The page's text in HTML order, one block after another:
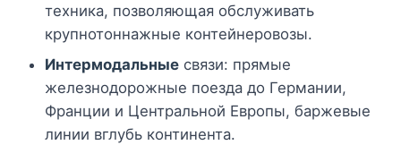
техника, позволяющая обслуживать
крупнотоннажные контейнеровозы.
Интермодальные связи: прямые
железнодорожные поезда до Германии,
Франции и Центральной Европы, баржевые
линии вглубь континента.